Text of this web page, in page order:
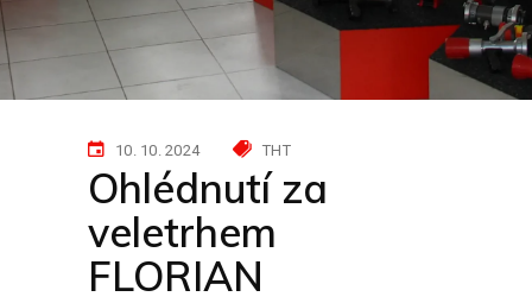
10. 10. 2024 THT
Ohlédnutí za
veletrhem
FLORIAN